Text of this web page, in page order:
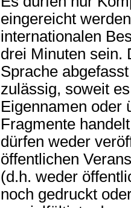
eingereicht
internationalen
drei Minuten sein.
Sprache
zulässig, soweit
Eigennamen oder
Fragmente
dürfen weder
öffentlichen
(d.h. weder
noch gedruckt